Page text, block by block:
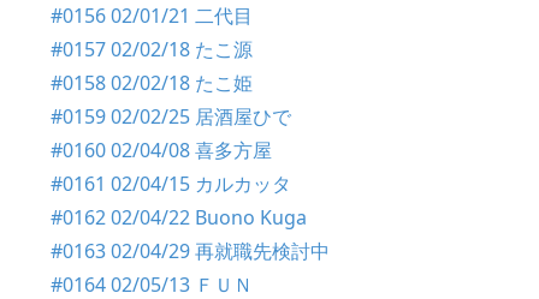
#0156 02/01/21 二代目
#0157 02/02/18 たこ源
#0158 02/02/18 たこ姫
#0159 02/02/25 居酒屋ひで
#0160 02/04/08 喜多方屋
#0161 02/04/15 カルカッタ
#0162 02/04/22 Buono Kuga
#0163 02/04/29 再就職先検討中
#0164 02/05/13 ＦＵＮ